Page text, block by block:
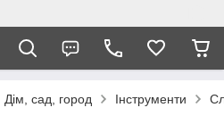
Дім, сад, город Інструменти